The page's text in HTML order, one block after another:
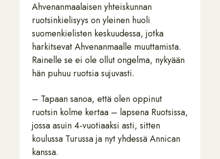
Ahvenanmaalaisen yhteiskunnan
ruotsinkielisyys on yleinen huoli
suomenkielisten keskuudessa, jotka
harkitsevat Ahvenanmaalle muuttamista.
Rainelle se ei ole ollut ongelma, nykyään
hän puhuu ruotsia sujuvasti.
– Tapaan sanoa, että olen oppinut
ruotsin kolme kertaa – lapsena Ruotsissa,
jossa asuin 4-vuotiaaksi asti, sitten
koulussa Turussa ja nyt yhdessä Annican
kanssa.